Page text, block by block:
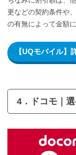
更などの契約条件や
の有無によって金額
【UQモバイル】
4．ドコモ｜